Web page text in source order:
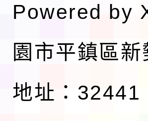
Powered by
園市平鎮區
地址：32441